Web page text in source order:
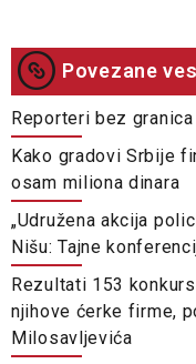
Povezane
Reporteri bez
Kako gradovi Srbije
osam miliona dinara
„Udružena akcija
Nišu: Tajne
Rezultati 153
njihove ćerke firme,
Milosavljevića